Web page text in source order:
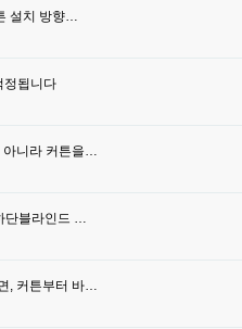
설치 방향…
정됩니다
아니라 커튼을…
단블라인드 …
, 커튼부터 바…